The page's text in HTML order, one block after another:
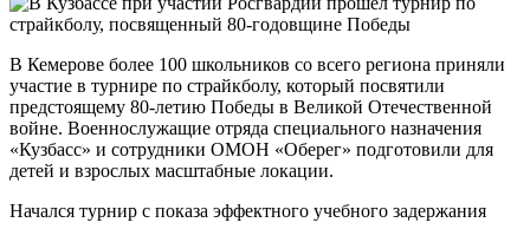
В Кемерове более 100 школьников со всего региона приняли
участие в турнире по страйкболу, который посвятили
предстоящему 80-летию Победы в Великой Отечественной
войне. Военнослужащие отряда специального назначения
«Кузбасс» и сотрудники ОМОН «Оберег» подготовили для
детей и взрослых масштабные локации.
Начался турнир с показа эффектного учебного задержания